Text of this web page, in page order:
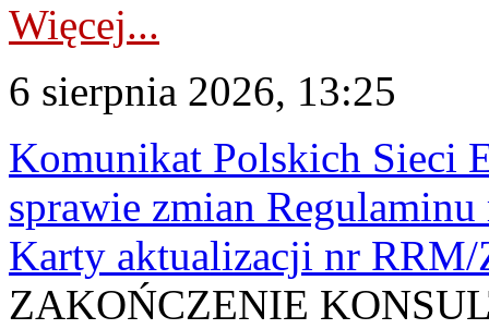
Więcej...
6 sierpnia 2026, 13:25
Komunikat Polskich Sieci
sprawie zmian
Karty aktualizacji nr
ZAKOŃCZENIE